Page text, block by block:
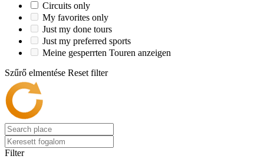
Circuits only
My favorites only
Just my done tours
Just my preferred sports
Meine gesperrten Touren anzeigen
Szűrő elmentése Reset filter
Filter